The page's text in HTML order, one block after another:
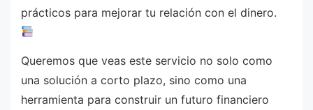
prácticos para mejorar tu relación con el dinero.
Queremos que veas este servicio no solo como
una solución a corto plazo, sino como una
herramienta para construir un futuro financiero